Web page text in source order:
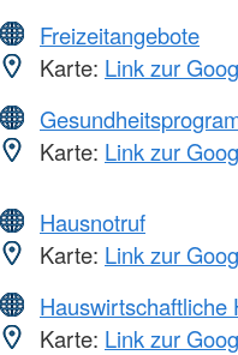
Freizeitangebote
Karte: Link zur
Karte: Link zur
Hausnotruf
Karte: Link zur
Hauswirtschaftliche
Karte: Link zur